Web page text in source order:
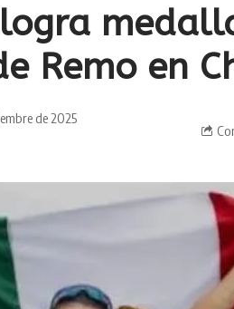
Remo en
de 2025